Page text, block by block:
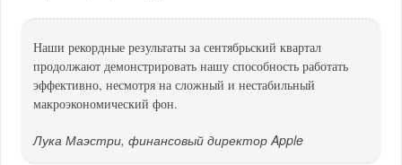
Наши рекордные результаты за сентябрьский квартал
продолжают демонстрировать нашу способность работать
эффективно, несмотря на сложный и нестабильный
макроэкономический фон.
Лука Маэстри, финансовый директор Apple